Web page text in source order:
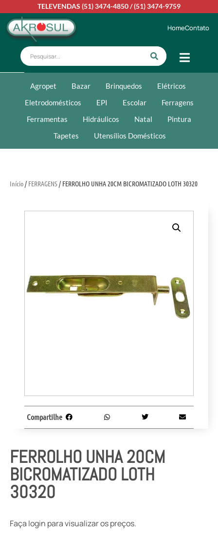
TELEVENDAS (51) 3474-4850/(51) 3474-9759
HomeContato
Agropet Bazar Brinquedos
Elétricos
Eletrodomésticos
EPI Escolar
Ferragens
Ferramentas
Hidráulicos Natal
Pintura
Tapetes
Utensílios Domésticos
Início/ FERRAGENS/ FERROLHO UNHA 20CM BICROMATIZADO LOTH 30320
FERROLHO UNHA 20CM
BICROMATIZADO LOTH
30320
Faça login para visualizar os preços.
Compartilhe